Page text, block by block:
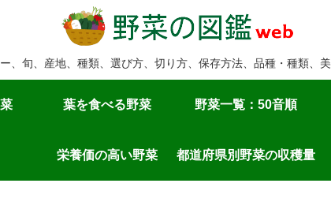
、旬、産地、種類、選び方、切り方、保存方法、品種・種類、
葉を食べる野菜 野菜一覧：50音順
栄養価の高い野菜 都道府県別野菜の収穫量